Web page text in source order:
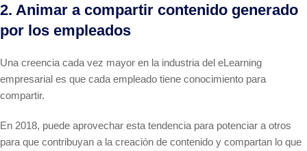
2. Animar a compartir contenido generado
por los empleados
Una creencia cada vez mayor en la industria del eLearning
empresarial es que cada empleado tiene conocimiento para
compartir.
En 2018, puede aprovechar esta tendencia para potenciar a otros
para que contribuyan a la creación de contenido y compartan lo que